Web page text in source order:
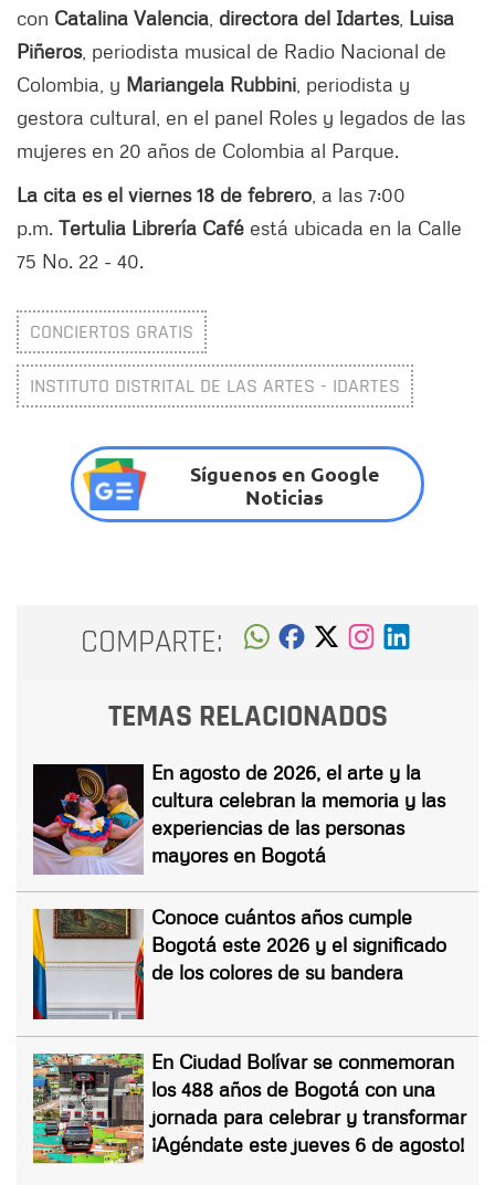
con Catalina Valencia directora del Idartes, Luisa
Piñeros, periodista musical de Radio Nacional de
Colombia, y Mariangela Rubbini , periodista y
gestora cultural, en el panel Roles y legados de las
mujeres en 20 años de Colombia al Parque.
La cita es el viernes 18 de febrero , a las 7:00
p.m. Tertulia Librería Café está ubicada en la Calle
75 No. 22 - 40.
CONCIERTOS GRATIS
INSTITUTO DISTRITAL DE LAS ARTES - IDARTES
Síguenos en Google
Noticias
COMPARTE:
TEMAS RELACIONADOS
En agosto de 2026, el arte y la
cultura celebran la memoria y las
experiencias de las personas
mayores en Bogotá
Conoce cuántos años cumple
Bogotá este 2026 y el significado
de los colores de su bandera
En Ciudad Bolívar se conmemoran
los 488 años de Bogotá con una
jornada para celebrar y transformar
¡Agéndate este jueves 6 de agosto!